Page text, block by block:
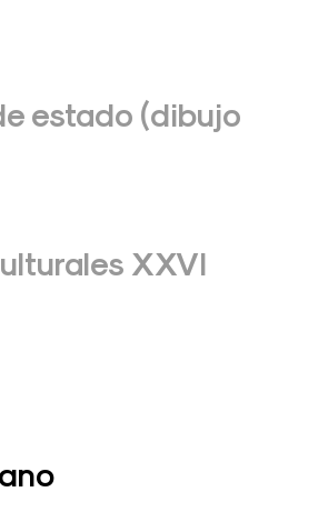
estado (dibujo
XXVI